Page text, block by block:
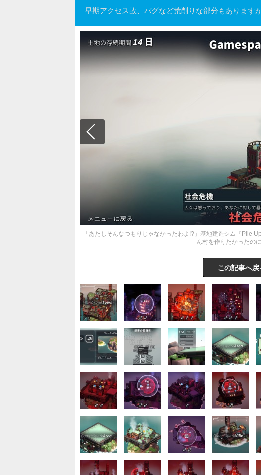
早期アクセス故、バグなど荒削りな部分もあります
「あたしそんなつもりじゃなかったわよ!?」基地建造シム『Pile
ん村を作りたかったの
この記事へ戻